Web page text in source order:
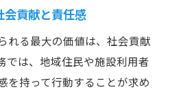
会貢献と責任感
れる最大の価値は、社会貢献
では、地域住民や施設利用者
を持って行動することが求め